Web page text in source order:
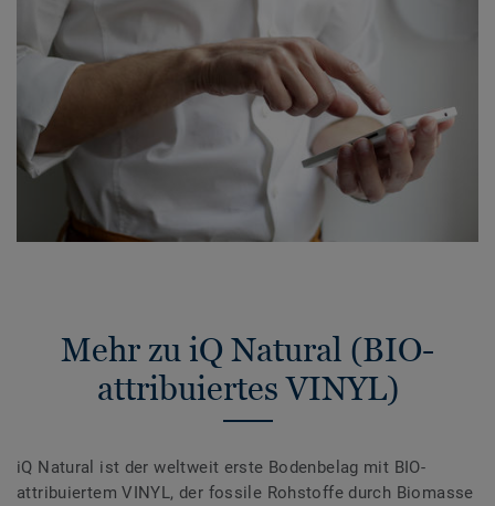
Mehr zu iQ Natural (BIO-
attribuiertes VINYL)
iQ Natural ist der weltweit erste Bodenbelag mit BIO-
attribuiertem VINYL, der fossile Rohstoffe durch Biomasse